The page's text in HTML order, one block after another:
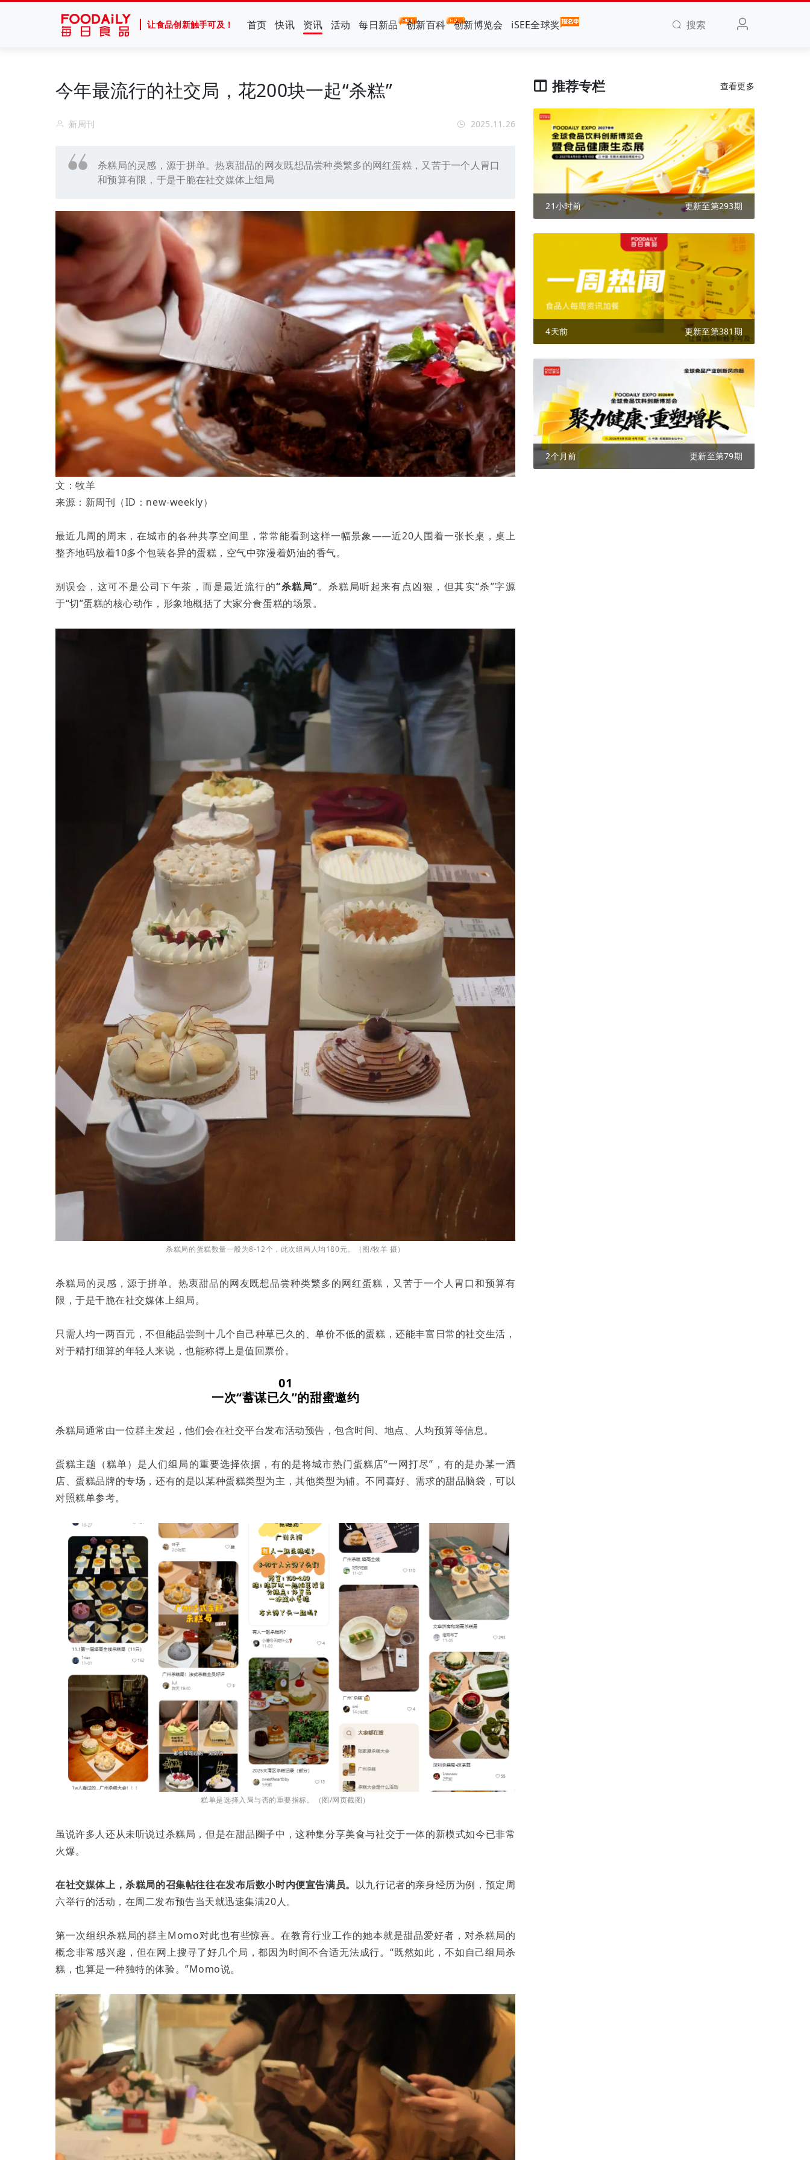
让食品创新触手可及！ 首页 快讯 资讯 活动 每日新品 创新百科 创新博览会 iSEE全球奖 搜索
今年最流行的社交局，花200块一起“杀糕”
新周刊 2025.11.26
杀糕局的灵感，源于拼单。热衷甜品的网友既想品尝种类繁多的网红蛋糕，又苦于一个人胃口
和预算有限，于是干脆在社交媒体上组局
文：牧羊
来源：新周刊（ID：new-weekly）
最近几周的周末，在城市的各种共享空间里，常常能看到这样一幅景象——近20人围着一张长桌，桌上
整齐地码放着10多个包装各异的蛋糕，空气中弥漫着奶油的香气。
别误会，这可不是公司下午茶，而是最近流行的“杀糕局”。杀糕局听起来有点凶狠，但其实“杀”字源
于“切”蛋糕的核心动作，形象地概括了大家分食蛋糕的场景。
杀糕局的蛋糕数量一般为8-12个，此次组局人均180元。（图/牧羊 摄）
杀糕局的灵感，源于拼单。热衷甜品的网友既想品尝种类繁多的网红蛋糕，又苦于一个人胃口和预算有
限，于是干脆在社交媒体上组局。
只需人均一两百元，不但能品尝到十几个自己种草已久的、单价不低的蛋糕，还能丰富日常的社交生活，
对于精打细算的年轻人来说，也能称得上是值回票价。
01
一次“蓄谋已久”的甜蜜邀约
杀糕局通常由一位群主发起，他们会在社交平台发布活动预告，包含时间、地点、人均预算等信息。
蛋糕主题（糕单）是人们组局的重要选择依据，有的是将城市热门蛋糕店“一网打尽”，有的是办某一酒
店、蛋糕品牌的专场，还有的是以某种蛋糕类型为主，其他类型为辅。不同喜好、需求的甜品脑袋，可以
对照糕单参考。
糕单是选择入局与否的重要指标。（图/网页截图）
虽说许多人还从未听说过杀糕局，但是在甜品圈子中，这种集分享美食与社交于一体的新模式如今已非常
火爆。
在社交媒体上，杀糕局的召集帖往往在发布后数小时内便宣告满员。 以九行记者的亲身经历为例，预定周
六举行的活动，在周二发布预告当天就迅速集满20人。
第一次组织杀糕局的群主Momo对此也有些惊喜。在教育行业工作的她本就是甜品爱好者，对杀糕局的
概念非常感兴趣，但在网上搜寻了好几个局，都因为时间不合适无法成行。“既然如此，不如自己组局杀
糕，也算是一种独特的体验。”Momo说。
推荐专栏 查看更多
21小时前 更新至第293期
4天前 更新至第381期
2个月前 更新至第79期